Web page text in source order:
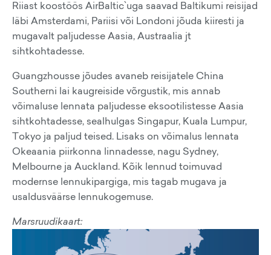
Riiast koostöös AirBaltic`uga saavad Baltikumi reisijad
läbi Amsterdami, Pariisi või Londoni jõuda kiiresti ja
mugavalt paljudesse Aasia, Austraalia jt
sihtkohtadesse.
Guangzhousse jõudes avaneb reisijatele China
Southerni lai kaugreiside võrgustik, mis annab
võimaluse lennata paljudesse eksootilistesse Aasia
sihtkohtadesse, sealhulgas Singapur, Kuala Lumpur,
Tokyo ja paljud teised. Lisaks on võimalus lennata
Okeaania piirkonna linnadesse, nagu Sydney,
Melbourne ja Auckland. Kõik lennud toimuvad
modernse lennukipargiga, mis tagab mugava ja
usaldusväärse lennukogemuse.
Marsruudikaart: